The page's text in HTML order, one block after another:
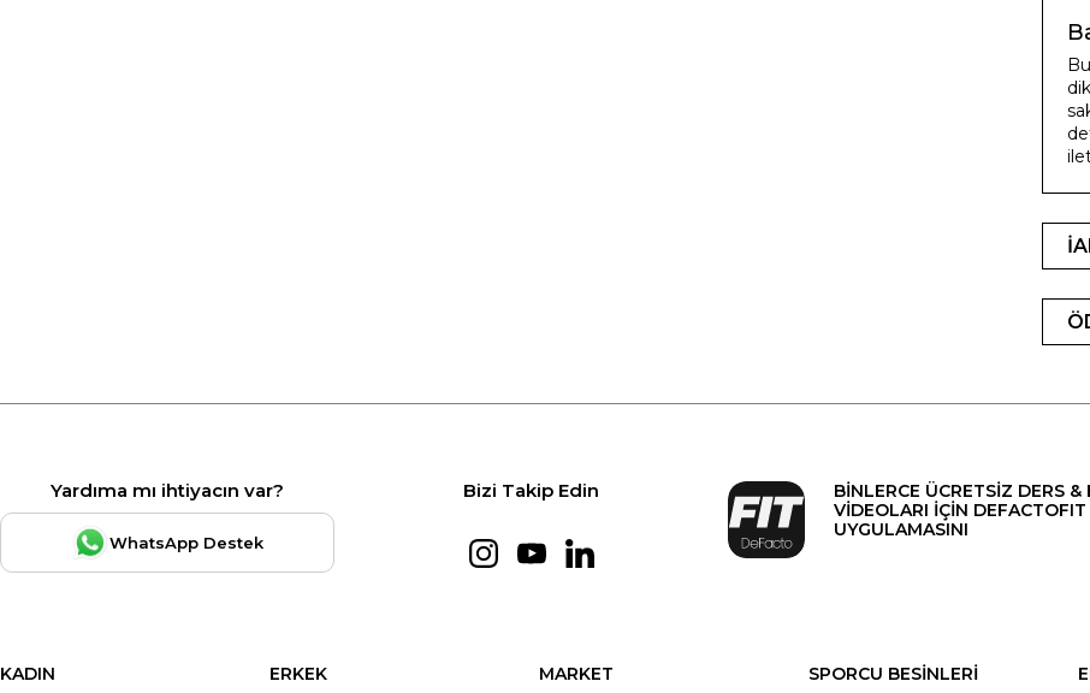
Yardıma mı ihtiyacın var?
WhatsApp Destek
Bizi Takip Edin
BİNLERCE ÜCRETSİZ DERS &
VİDEOLARI İÇİN DEFACTOFIT
UYGULAMASINI
KADIN
ERKEK
MARKET
SPORCU BESİNLERİ